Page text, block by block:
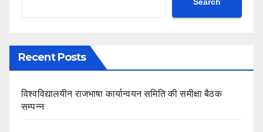
Recent Posts
विश्वविद्यालयीन राजभाषा कार्यान्वयन समिति की समीक्षा बैठक
सम्पन्न